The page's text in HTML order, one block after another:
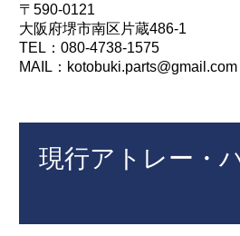
〒590-0121
大阪府堺市南区片蔵486-1
TEL：080-4738-1575
MAIL：kotobuki.parts@gmail.com
現行アトレー・